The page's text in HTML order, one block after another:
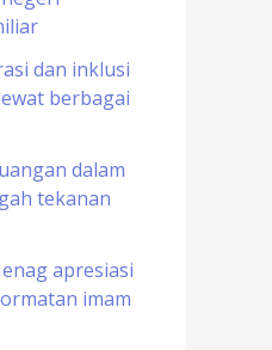
dan inklusi
berbagai
dalam
tekanan
apresiasi
imam